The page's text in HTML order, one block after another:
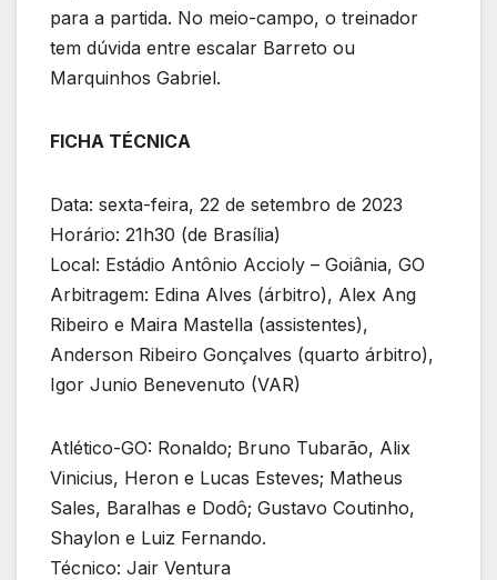
para a partida. No meio-campo, o treinador
tem dúvida entre escalar Barreto ou
Marquinhos Gabriel.
FICHA TÉCNICA
Data: sexta-feira, 22 de setembro de 2023
Horário: 21h30 (de Brasília)
Local: Estádio Antônio Accioly – Goiânia, GO
Arbitragem: Edina Alves (árbitro), Alex Ang
Ribeiro e Maira Mastella (assistentes),
Anderson Ribeiro Gonçalves (quarto árbitro),
Igor Junio Benevenuto (VAR)
Atlético-GO: Ronaldo; Bruno Tubarão, Alix
Vinicius, Heron e Lucas Esteves; Matheus
Sales, Baralhas e Dodô; Gustavo Coutinho,
Shaylon e Luiz Fernando.
Técnico: Jair Ventura